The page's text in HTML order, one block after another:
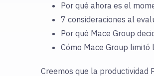
Por qué ahora es el
7 consideraciones al
Por qué Mace Group
Cómo Mace Group
Creemos que la productividad